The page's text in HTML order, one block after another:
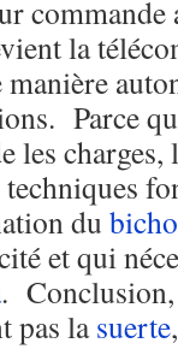
commande
la
Parce
charges,
du bicho
et qui
.
pas lasuerte